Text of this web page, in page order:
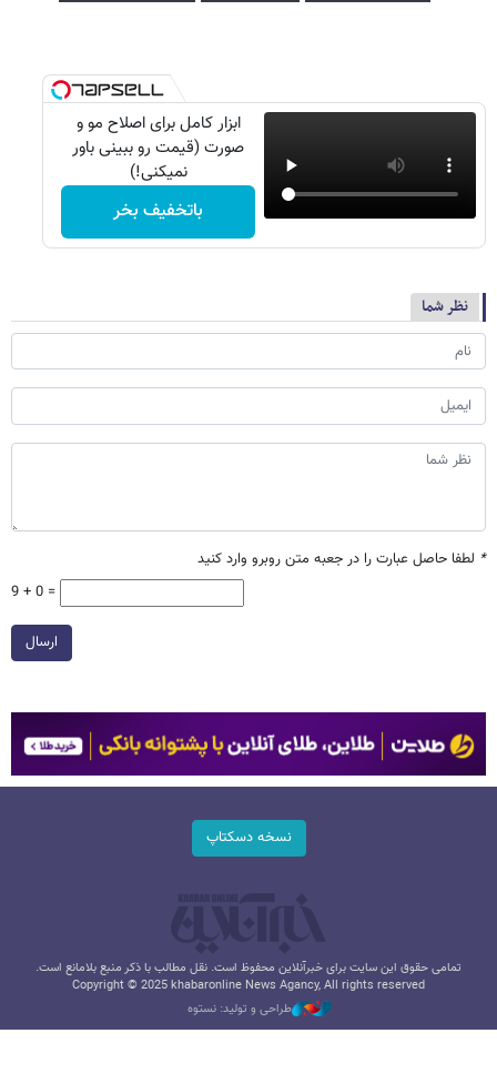
ابزار کامل برای اصلاح مو و
صورت (قیمت رو ببینی باور
نمیکنی!)
باتخفیف بخر
نظر شما
* لطفا حاصل عبارت را در جعبه متن روبرو وارد کنید
9 + 0 =
ارسال
نسخه دسکتاپ
تمامی حقوق این سایت برای خبرآنلاین محفوظ است. نقل مطالب با ذکر منبع بلامانع است.
Copyright © 2025 khabaronline News Agancy, All rights reserved
طراحی و تولید: نستوه